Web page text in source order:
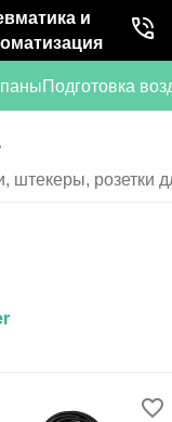
и
Подготовка
штекеры, розетки